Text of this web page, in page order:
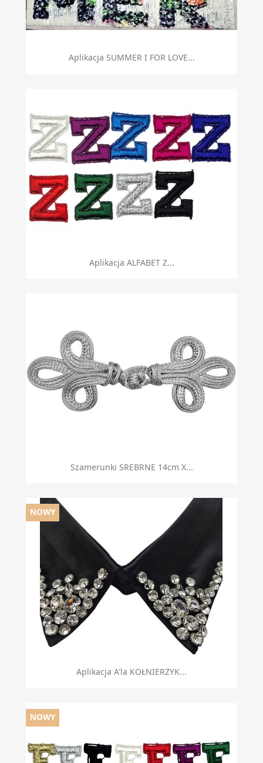
Aplikacja SUMMER I FOR LOVE...
Aplikacja ALFABET Z...
Szamerunki SREBRNE 14cm X...
Aplikacja A'la KOŁNIERZYK...
NOWY
NOWY